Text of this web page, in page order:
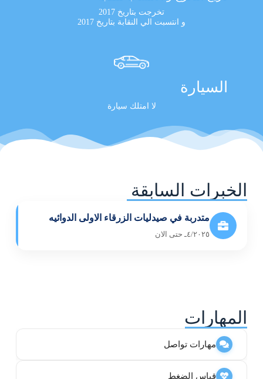
تخرجت بتاريخ 2017
و انتسبت الي النقابة بتاريخ 2017
السيارة
لا امتلك سيارة
الخبرات السابقة
متدربة في صيدليات الزرقاء الاولى الدوائيه
٤/٢٠٢٥ـ حتى الان
المهارات
مهارات تواصل
قياس الضغط